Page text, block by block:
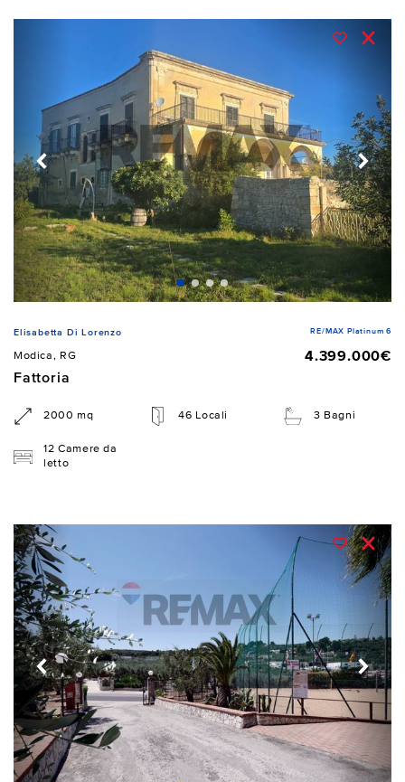
Elisabetta Di Lorenzo RE/MAX Platinum 6
Modica, RG
4.399.000€
Fattoria
2000 mq 46 Locali 3 Bagni
12 Camere da
letto